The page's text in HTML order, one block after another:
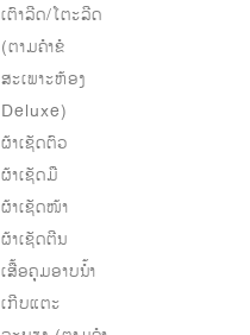
ເຕົາລີດ/ໂຕະລີດ
(ຕາມຄຳຂໍ
ສະເພາະຫ້ອງ
Deluxe)
ຜ້າເຊັດຕົວ
ຜ້າເຊັດມື
ຜ້າເຊັດໜ້າ
ຜ້າເຊັດຕີນ
ເສື້ອຄຸມອາບນ້ຳ
ເກີບແຕະ